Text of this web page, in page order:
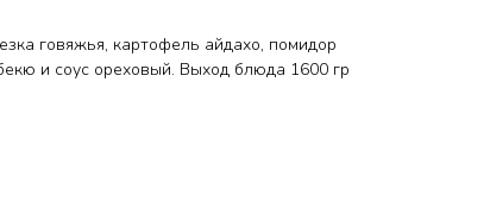
говяжья, картофель айдахо, помидор
и соус ореховый. Выход блюда 1600 гр